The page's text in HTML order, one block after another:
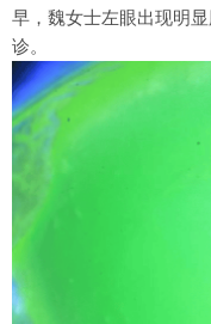
早，魏女士左眼出现明
诊。